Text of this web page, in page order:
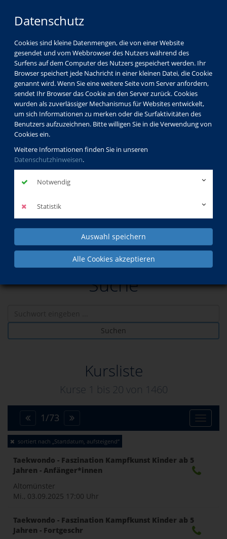
Datenschutz
Cookies sind kleine Datenmengen, die von einer Website
gesendet und vom Webbrowser des Nutzers während des
Surfens auf dem Computer des Nutzers gespeichert werden. Ihr
Browser speichert jede Nachricht in einer kleinen Datei, die Cookie
genannt wird. Wenn Sie eine weitere Seite vom Server anfordern,
sendet Ihr Browser das Cookie an den Server zurück. Cookies
wurden als zuverlässiger Mechanismus für Websites entwickelt,
um sich Informationen zu merken oder die Surfaktivitäten des
Benutzers aufzuzeichnen. Bitte willigen Sie in die Verwendung von
Cookies ein.
Weitere Informationen finden Sie in unseren
Datenschutzhinweisen.
Notwendig
Statistik
Auswahl speichern
Alle Cookies akzeptieren
Suche
Suchen
Kursliste
Kurse 1 bis 20 von 1460
Toggle
1/73
sortiert nach „Startdatum, aufsteigend“
Taekwondo - Faszination Kampfkunst Kinder ab 5
Jahren - Anfänger*innen
Altomünster
Mi., 03.09.2025 17:00 Uhr
Taekwondo - Faszination Kampfkunst Kinder ab 5
Jahren - Fortgeschr